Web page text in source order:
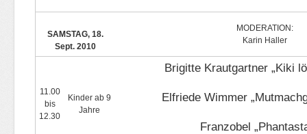
SAMSTAG, 18.
Sept. 2010
MODERATION:
Karin Haller
11.00
bis
12.30
Kinder ab 9
Jahre
Brigitte Krautgartner „Kiki
Elfriede Wimmer
Franzobel